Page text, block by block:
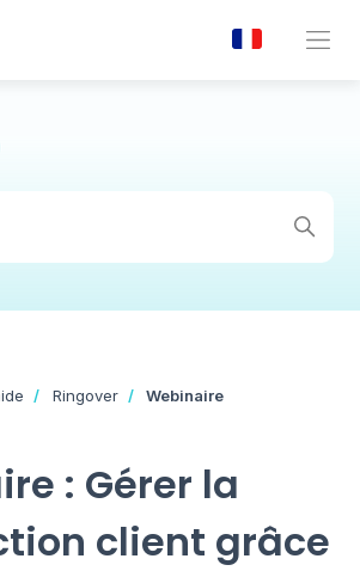
Ringover Webinaire
: Gérer la
client grâce